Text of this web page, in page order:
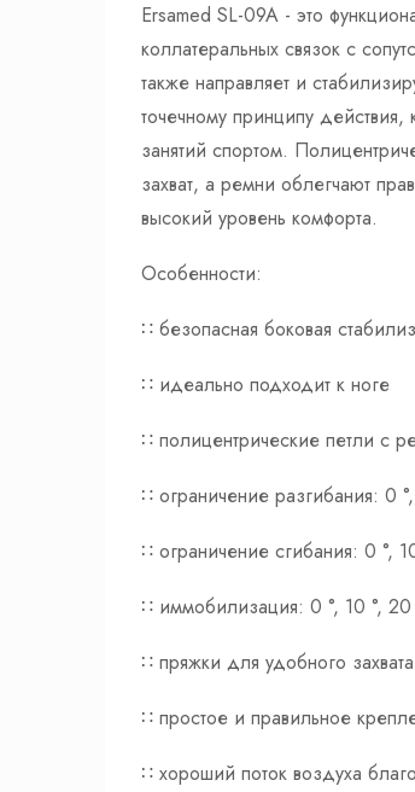
Ersamed SL-09A - это
коллатеральных связок с
также направляет и
точечному принципу
занятий спортом.
захват, а ремни облегчают
высокий уровень комфорта.
Особенности:
∷ безопасная боковая
∷ идеально подходит к ноге
∷ полицентрические петли с
∷ ограничение разгибания: 0
∷ ограничение сгибания: 0 °,
∷ иммобилизация: 0 °, 10 °, 20
∷ пряжки для удобного захвата
∷ простое и правильное
∷ хороший поток воздуха